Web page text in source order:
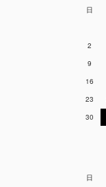
日
2
9
16
23
30
日